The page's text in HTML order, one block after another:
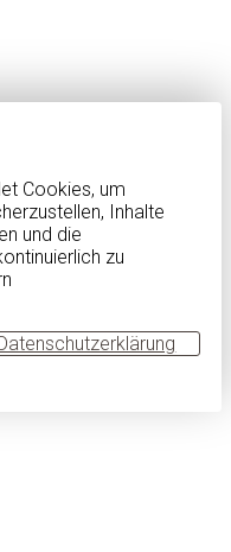
Cookies, um
Inhalte
und die
zu
Datenschutzerklärung